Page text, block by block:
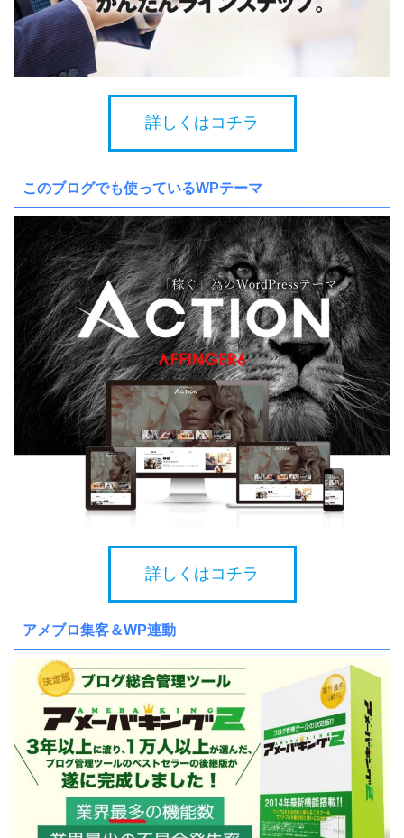
詳しくはコチラ
このブログでも使っているWPテーマ
詳しくはコチラ
アメブロ集客＆WP連動